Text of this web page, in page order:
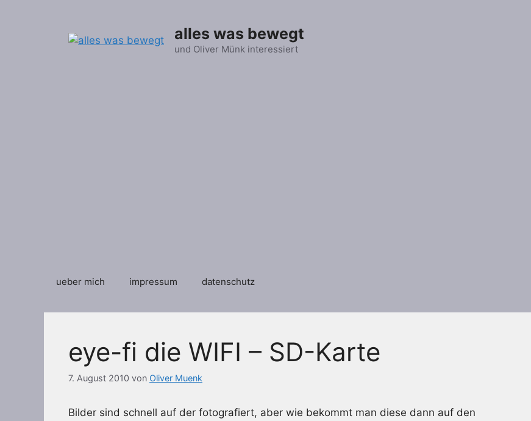
alles was bewegt
und Oliver Münk interessiert
ueber mich impressum datenschutz
eye-fi die WIFI – SD-Karte
7. August 2010 von Oliver Muenk
Bilder sind schnell auf der fotografiert, aber wie bekommt man diese dann auf den